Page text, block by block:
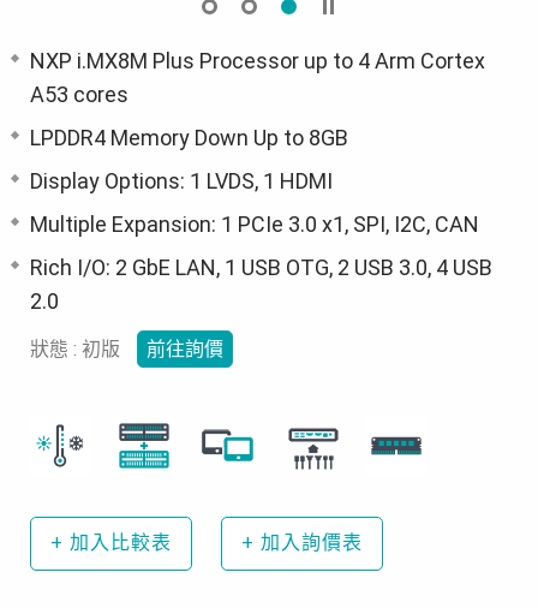
NXP i.MX8M Plus Processor up to 4 Arm Cortex
A53 cores
LPDDR4 Memory Down Up to 8GB
Display Options: 1 LVDS, 1 HDMI
Multiple Expansion: 1 PCIe 3.0 x1, SPI, I2C, CAN
Rich I/O: 2 GbE LAN, 1 USB OTG, 2 USB 3.0, 4 USB
2.0
狀態 : 初版 前往詢價
+ 加入比較表 + 加入詢價表